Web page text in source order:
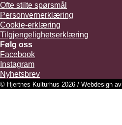
Ofte stilte spørsmål
Personvernerklæring
Cookie-erklæring
Tilgjengelighetserklæring
Følg oss
Facebook
Instagram
Nyhetsbrev
© Hjertnes Kulturhus 2026 / Webdesign av